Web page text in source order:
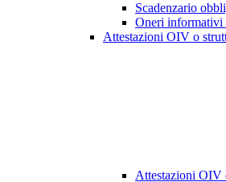
Scadenzario
Oneri informativi
Attestazioni OIV o
Attestazioni OIV